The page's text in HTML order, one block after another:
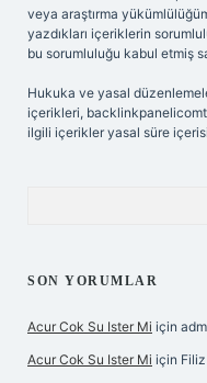
veya araştırma
yazdıkları içeriklerin
bu sorumluluğu kabul etmiş
Hukuka ve yasal
içerikleri,
ilgili içerikler yasal süre
SON YORUMLAR
Acur Cok Su Ister Mi için
Acur Cok Su Ister Mi için Filiz